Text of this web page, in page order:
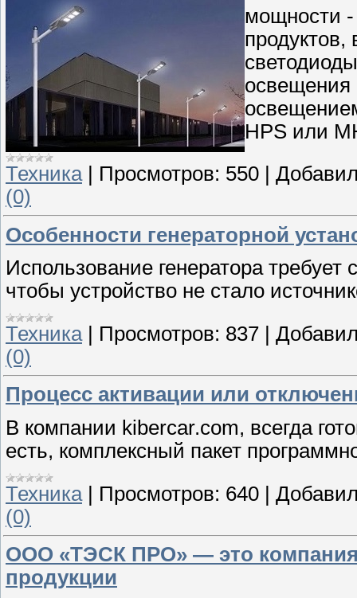
мощности -
освещения
HPS или
Техника| Просмотров: 550
(0)
Особенности генераторной
Использование генератора
чтобы устройство не стало
Техника| Просмотров: 837
(0)
Процесс активации или
В компании kibercar.com, всегда
есть, комплексный пакет
Техника | Просмотров: 640 |
(0)
ООО «ТЭСК ПРО» — это
продукции